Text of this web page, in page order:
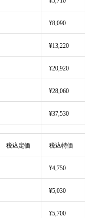
¥8,090
¥13,220
¥20,920
¥28,060
¥37,530
税込定価 税込特価
¥4,750
¥5,030
¥5,700